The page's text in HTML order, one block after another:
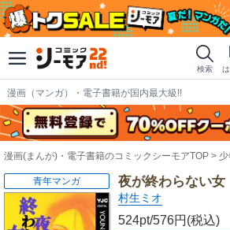
検索
漫画（マンガ）・電子書籍が国内最大級!!
漫画(まんが)・電子書籍のコミックシーモアTOP
夜が終わらない女
村生ミオ
524pt/576円(税込)
青年マンガ